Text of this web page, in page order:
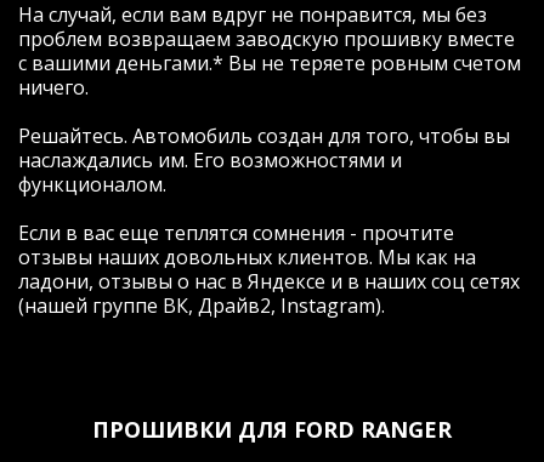
На случай, если вам вдруг не понравится, мы без
проблем возвращаем заводскую прошивку вместе
с вашими деньгами.* Вы не теряете ровным счетом
ничего.
Решайтесь. Автомобиль создан для того, чтобы вы
наслаждались им. Его возможностями и
функционалом.
Если в вас еще теплятся сомнения - прочтите
отзывы наших довольных клиентов. Мы как на
ладони, отзывы о нас в Яндексе и в наших соц сетях
(нашей группе ВК, Драйв2, Instagram).
ПРОШИВКИ ДЛЯ FORD RANGER